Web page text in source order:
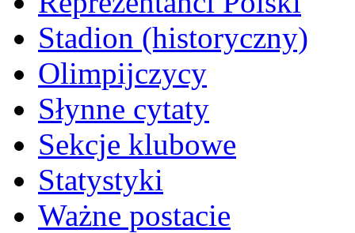
Stadion (historyczny)
Olimpijczycy
Słynne cytaty
Sekcje klubowe
Statystyki
Ważne postacie